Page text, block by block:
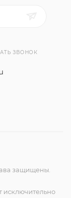
ЗВОНОК
защищены.
исключительно